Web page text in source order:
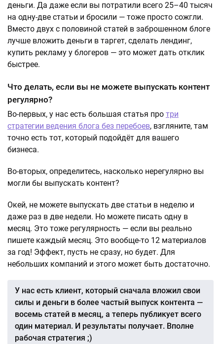
деньги. Да даже если вы потратили всего 25–40 тысяч
на одну-две статьи и бросили — тоже просто сожгли.
Вместо двух с половиной статей в заброшенном блоге
лучше вложить деньги в таргет, сделать лендинг,
купить рекламу у блогеров — это может дать отклик
быстрее.
Что делать, если вы не можете выпускать контент
регулярно?
Во-первых, у нас есть большая статья про три
стратегии ведения блога без перебоев, взгляните, там
точно есть тот, который подойдёт для вашего
бизнеса.
Во-вторых, определитесь, насколько нерегулярно вы
могли бы выпускать контент?
Окей, не можете выпускать две статьи в неделю и
даже раз в две недели. Но можете писать одну в
месяц. Это тоже регулярность — если вы реально
пишете каждый месяц. Это вообще-то 12 материалов
за год! Эффект, пусть не сразу, но будет. Для
небольших компаний и этого может быть достаточно.
У нас есть клиент, который сначала вложил свои
силы и деньги в более частый выпуск контента —
восемь статей в месяц, а теперь публикует всего
один материал. И результаты получает. Вполне
рабочая стратегия ;)